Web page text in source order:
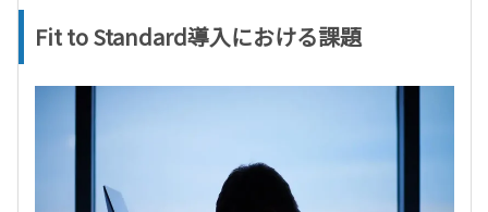
Fit to Standard導入における課題